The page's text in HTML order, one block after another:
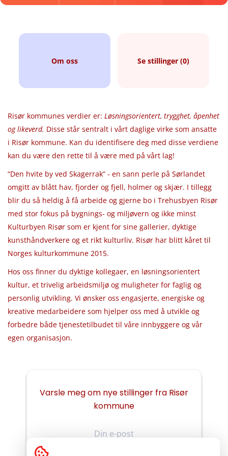
Om oss Se stillinger (0)
Risør kommunes verdier er: Løsningsorientert, trygghet, åpenhet
og likeverd. Disse står sentralt i vårt daglige virke som ansatte
i Risør kommune. Kan du identifisere deg med disse verdiene
kan du være den rette til å være med på vårt lag!
“Den hvite by ved Skagerrak” - en sann perle på Sørlandet
omgitt av blått hav, fjorder og fjell, holmer og skjær. I tillegg
blir du så heldig å få arbeide og gjerne bo i Trehusbyen Risør
med stor fokus på bygnings- og miljøvern og ikke minst
Kulturbyen Risør som er kjent for sine gallerier, dyktige
kunsthåndverkere og et rikt kulturliv. Risør har blitt kåret til
Norges kulturkommune 2015.
Hos oss finner du dyktige kollegaer, en løsningsorientert
kultur, et trivelig arbeidsmiljø og muligheter for faglig og
personlig utvikling. Vi ønsker oss engasjerte, energiske og
kreative medarbeidere som hjelper oss med å utvikle og
forbedre både tjenestetilbudet til våre innbyggere og vår
egen organisasjon.
Varsle meg om nye stillinger fra Risør
kommune